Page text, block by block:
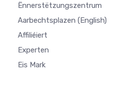
Ënnerstëtzungszentrum
Aarbechtsplazen (English)
Affiliéiert
Experten
Eis Mark